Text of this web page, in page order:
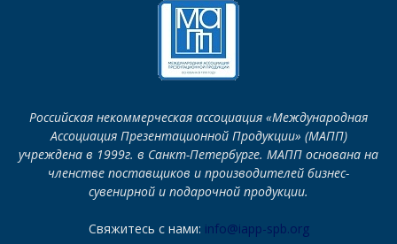
Российская некоммерческая ассоциация «Международная
Ассоциация Презентационной Продукции» (МАПП)
учреждена в 1999г. в Санкт-Петербурге. МАПП основана на
членстве поставщиков и производителей бизнес-
сувенирной и подарочной продукции.
Свяжитесь с нами: info@iapp-spb.org